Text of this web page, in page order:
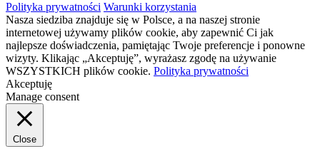
Polityka prywatności Warunki korzystania
Nasza siedziba znajduje się w Polsce, a na naszej stronie
internetowej używamy plików cookie, aby zapewnić Ci jak
najlepsze doświadczenia, pamiętając Twoje preferencje i ponowne
wizyty. Klikając „Akceptuję”, wyrażasz zgodę na używanie
WSZYSTKICH plików cookie. Polityka prywatności
Akceptuję
Manage consent
Close